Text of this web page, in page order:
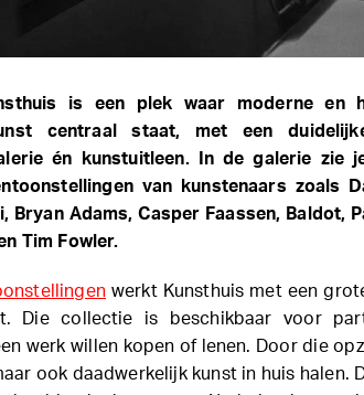
is een plek waar moderne en
centraal staat, met een
én kunstuitleen. In de galerie zie
van kunstenaars zoals
Bryan Adams, Casper Faassen, Baldot,
Tim Fowler.
werkt Kunsthuis met een
Die collectie is beschikbaar voor
werk willen kopen of lenen. Door die
ook daadwerkelijk kunst in huis halen.